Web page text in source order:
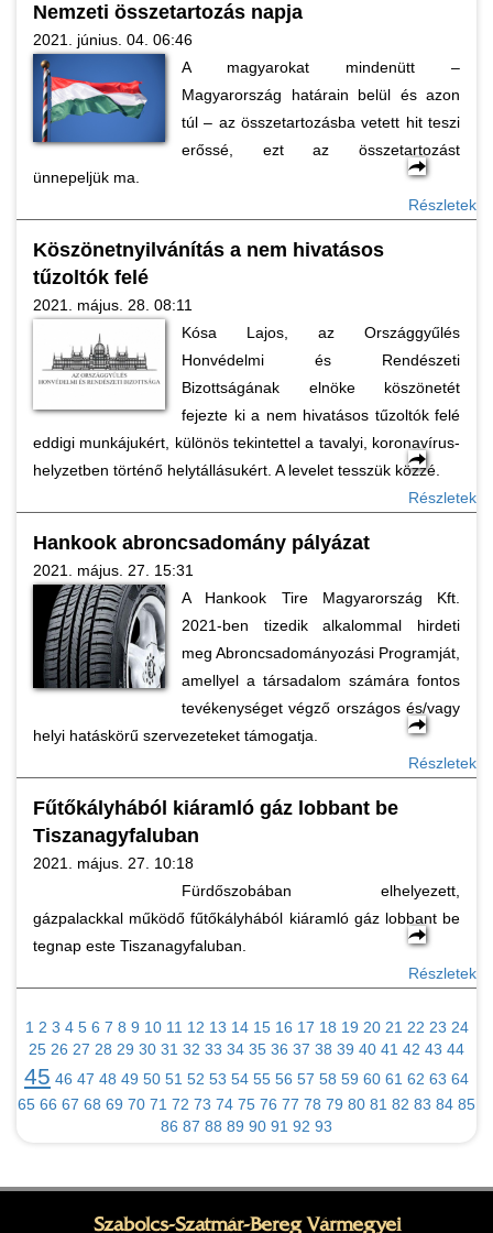
Nemzeti összetartozás napja
2021. június. 04. 06:46
A magyarokat mindenütt –
Magyarország határain belül és azon
túl – az összetartozásba vetett hit teszi
erőssé, ezt az összetartozást
ünnepeljük ma.
Részletek
Köszönetnyilvánítás a nem hivatásos
tűzoltók felé
2021. május. 28. 08:11
Kósa Lajos, az Országgyűlés
Honvédelmi és Rendészeti
Bizottságának elnöke köszönetét
fejezte ki a nem hivatásos tűzoltók felé
eddigi munkájukért, különös tekintettel a tavalyi, koronavírus-
helyzetben történő helytállásukért. A levelet tesszük közzé.
Részletek
Hankook abroncsadomány pályázat
2021. május. 27. 15:31
A Hankook Tire Magyarország Kft.
2021-ben tizedik alkalommal hirdeti
meg Abroncsadományozási Programját,
amellyel a társadalom számára fontos
tevékenységet végző országos és/vagy
helyi hatáskörű szervezeteket támogatja.
Részletek
Fűtőkályhából kiáramló gáz lobbant be
Tiszanagyfaluban
2021. május. 27. 10:18
Fürdőszobában elhelyezett,
gázpalackkal működő fűtőkályhából kiáramló gáz lobbant be
tegnap este Tiszanagyfaluban.
Részletek
1 2 3 4 5 6 7 8 9 10 11 12 13 14 15 16 17 18 19 20 21 22 23 24
25 26 27 28 29 30 31 32 33 34 35 36 37 38 39 40 41 42 43 44
45 46 47 48 49 50 51 52 53 54 55 56 57 58 59 60 61 62 63 64
65 66 67 68 69 70 71 72 73 74 75 76 77 78 79 80 81 82 83 84 85
86 87 88 89 90 91 92 93
Szabolcs-Szatmár-Bereg Vármegyei